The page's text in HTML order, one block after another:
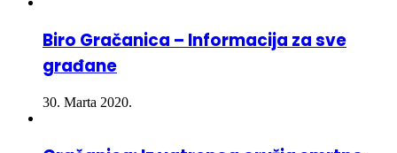
građane
30. Marta 2020.